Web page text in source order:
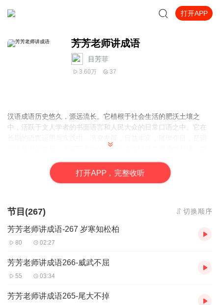
打开APP
芳芳老师讲成语
目芳菲
3.60万 37
汉语成语历史悠久，源远流长。它植根于社会生活的肥沃土壤之
中，活跃于文人学者的书面语言和人民大众的日常口语之中。它在
汇语林中的奇葩，语言艺术中的珍品！本专辑旨在用通俗易懂、简
解，以期宏扬成语文化。
打开APP，完整收听
节目(267) 切换顺序
芳芳老师讲成语-267 岁寒知松柏
80 02:27
芳芳老师讲成语266-威武不屈
55 03:34
芳芳老师讲成语265-尾大不掉